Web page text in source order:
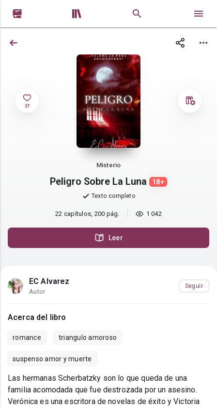
 
37
Misterio
Peligro Sobre La Luna 18+
Texto completo
22 capítulos, 200 pág. 1 042
Leer
EC Alvarez
Autor
Seguir
Acerca del libro
romance triangulo amoroso
suspenso amor y muerte
Las hermanas Scherbatzky son lo que queda de una
familia acomodada que fue destrozada por un asesino.
Verónica es una escritora de novelas de éxito y Victoria